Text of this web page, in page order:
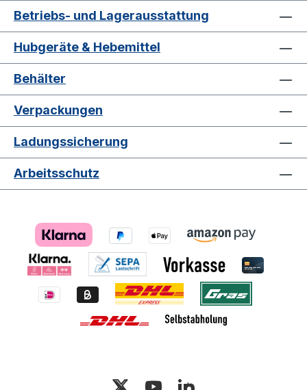
Betriebs- und Lagerausstattung
Hubgeräte & Hebemittel
Behälter
Verpackungen
Ladungssicherung
Arbeitsschutz